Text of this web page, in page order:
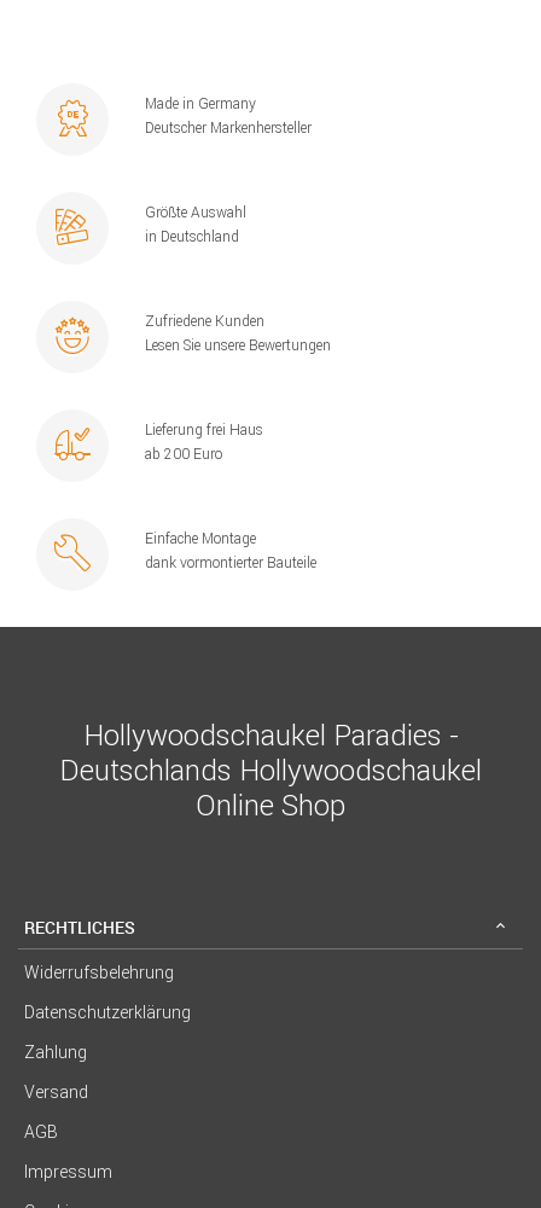
Made in Germany
Deutscher Markenhersteller
Größte Auswahl
in Deutschland
Zufriedene Kunden
Lesen Sie unsere Bewertungen
Lieferung frei Haus
ab 200 Euro
Einfache Montage
dank vormontierter Bauteile
Hollywoodschaukel Paradies -
Deutschlands Hollywoodschaukel
Online Shop
RECHTLICHES
Widerrufsbelehrung
Datenschutzerklärung
Zahlung
Versand
AGB
Impressum